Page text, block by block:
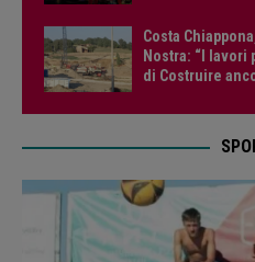
Costa
Nostra: “I lavori
di Costruire